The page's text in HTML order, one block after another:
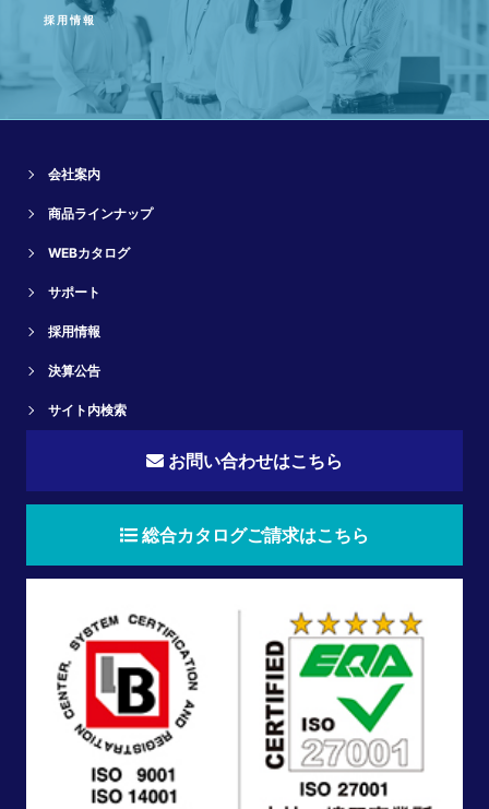
採用情報
会社案内
商品ラインナップ
WEBカタログ
サポート
採用情報
決算公告
サイト内検索
お問い合わせはこちら
総合カタログご請求はこちら